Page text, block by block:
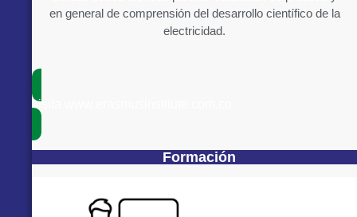
en general de comprensión del desarrollo científico de la
electricidad.
visita www.erasmusinstitute.com.co
Formación